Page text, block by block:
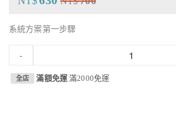
系統方案第一步驟
-
全店 滿額免運滿2000免運